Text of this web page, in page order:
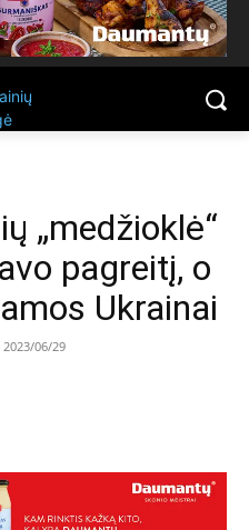
„medžioklė“
pagreitį, o
Ukrainai
2023/06/29